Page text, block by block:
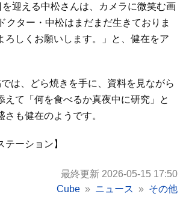
迎える中松さんは、カメラに微笑む画
クター・中松はまだまだ生きておりま
ろしくお願いします。」と、健在をア
は、どら焼きを手に、資料を見ながら
えて「何を食べるか真夜中に研究」と
も健在のようです。
テーション】
最終更新 2026-05-15 17:50
Cube
ニュース その他